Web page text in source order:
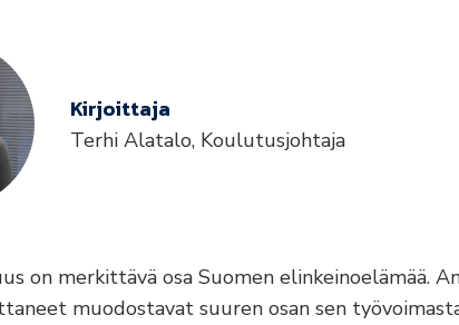
Kirjoittaja
Terhi Alatalo, Koulutusjohtaja
on merkittävä osa Suomen elinkeinoelämää.
muodostavat suuren osan sen